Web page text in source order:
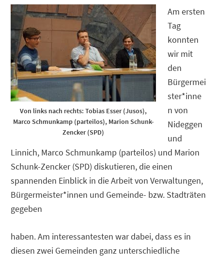
Von links nach rechts: Tobias Esser (Jusos),
Marco Schmunkamp (parteilos), Marion Schunk-
Zencker (SPD)
Am ersten
Tag
konnten
wir mit
den
Bürgermei
ster*inne
n von
Nideggen
und
Linnich, Marco Schmunkamp (parteilos) und Marion
Schunk-Zencker (SPD) diskutieren, die einen
spannenden Einblick in die Arbeit von Verwaltungen,
Bürgermeister*innen und Gemeinde- bzw. Stadträten
gegeben
haben. Am interessantesten war dabei, dass es in
diesen zwei Gemeinden ganz unterschiedliche